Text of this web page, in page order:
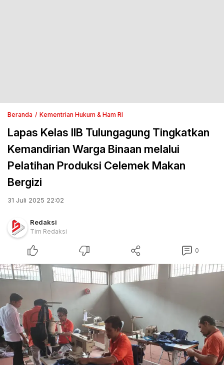
Beranda Kementrian Hukum & Ham RI
Lapas Kelas IIB Tulungagung Tingkatkan
Kemandirian Warga Binaan melalui
Pelatihan Produksi Celemek Makan
Bergizi
31 Juli 2025 22:02
Redaksi
Tim Redaksi
0